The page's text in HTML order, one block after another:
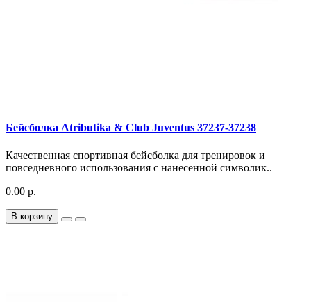
Бейсболка Atributika & Club Juventus 37237-37238
Качественная спортивная бейсболка для тренировок и
повседневного использования с нанесенной символик..
0.00 р.
В корзину